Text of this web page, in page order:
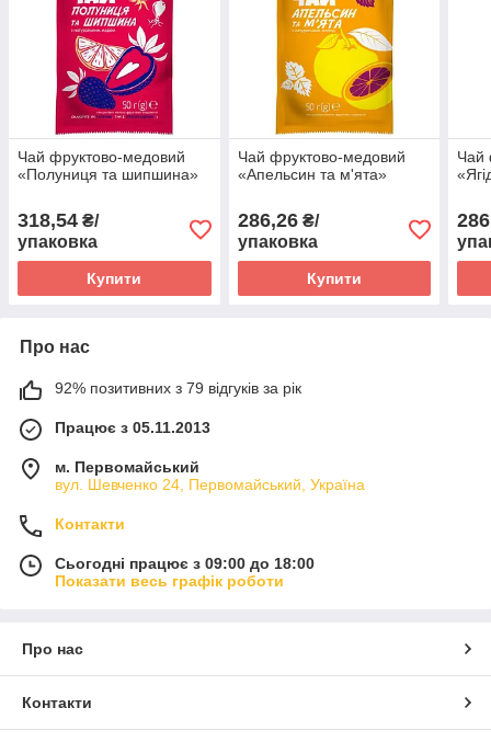
Чай фруктово-медовий
«Полуниця та шипшина»
318,54 ₴/
упаковка
Купити
Чай фруктово-медовий
«Апельсин та м'ята»
286,26₴/
упаковка
Купити
Чай
Про нас
92% позитивних з 79 відгуків за рік
Працює з 05.11.2013
м. Первомайський
вул. Шевченко 24, Первомайський, Україна
Контакти
Сьогодні працює з 09:00 до 18:00
Показати весь графік роботи
Про нас
Контакти